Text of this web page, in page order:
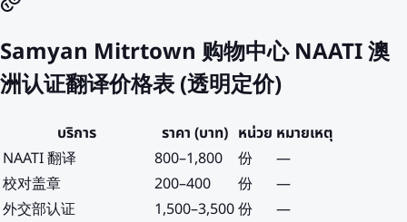
Samyan Mitrtown 购物中心 NAATI 澳
洲认证翻译价格表 (透明定价)
บริการ ราคา (บาท) หน่วย หมายเหตุ
NAATI 翻译
800–1,800 份
—
校对盖章
200–400 份
—
外交部认证
1,500–3,500份
—